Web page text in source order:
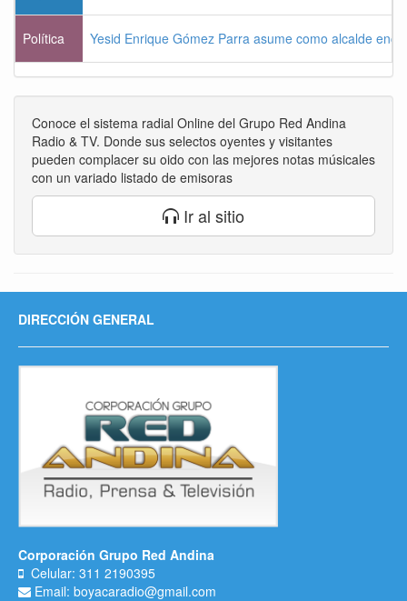
Política Yesid Enrique Gómez Parra asume como alcalde
Conoce el sistema radial Online del Grupo Red Andina
Radio & TV. Donde sus selectos oyentes y visitantes
pueden complacer su oido con las mejores notas músicales
con un variado listado de emisoras
Ir al sitio
DIRECCIÓN GENERAL
Corporación Grupo Red Andina
Celular: 311 2190395
Email: boyacaradio@gmail.com